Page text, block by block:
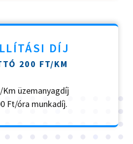
DÍJ
200 FT/KM
Km üzemanyagdíj
Ft/óra munkadíj.